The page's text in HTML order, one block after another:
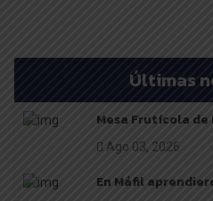
Últimas
Mesa Frutícola de
Ago 03, 2026
En Máfil